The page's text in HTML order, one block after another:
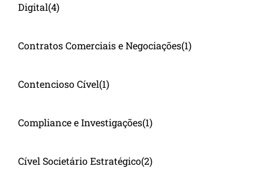
Digital(4)
Contratos Comerciais e Negociações(1)
Contencioso Cível(1)
Compliance e Investigações(1)
Cível Societário Estratégico(2)